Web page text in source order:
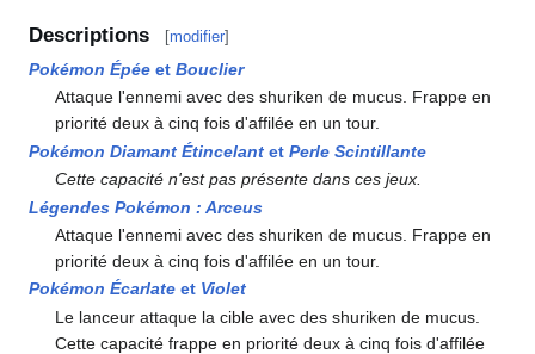
Descriptions [modifier]
Pokémon Épée et Bouclier
Attaque l'ennemi avec des shuriken de mucus. Frappe en
priorité deux à cinq fois d'affilée en un tour.
Pokémon Diamant Étincelant et Perle Scintillante
Cette capacité n'est pas présente dans ces jeux.
Légendes Pokémon : Arceus
Attaque l'ennemi avec des shuriken de mucus. Frappe en
priorité deux à cinq fois d'affilée en un tour.
Pokémon Écarlate et Violet
Le lanceur attaque la cible avec des shuriken de mucus.
Cette capacité frappe en priorité deux à cinq fois d'affilée